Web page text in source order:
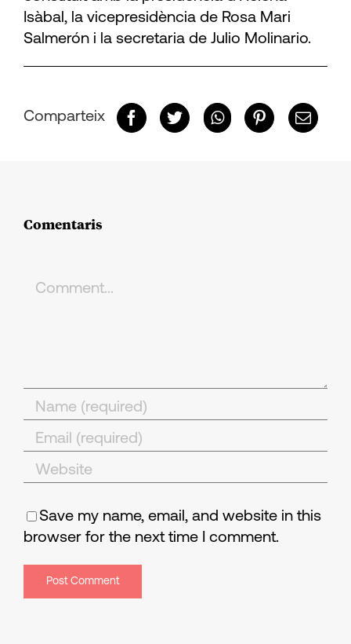
Isàbal, la vicepresidència de Rosa Mari
Salmerón i la secretaria de Julio Molinario.
Comparteix
Comentaris
Comment
Save my name, email, and website in this
browser for the next time I comment.